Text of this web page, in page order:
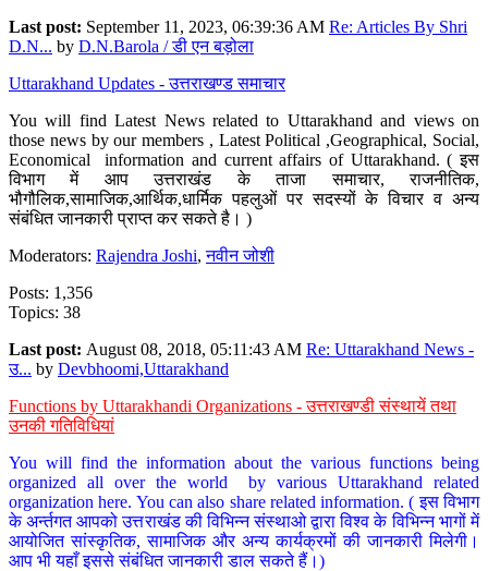
Last post: September 11, 2023, 06:39:36 AM Re: Articles By Shri
D.N... by D.N.Barola / डी एन बड़ोला
Uttarakhand Updates - उत्तराखण्ड समाचार
You will find Latest News related to Uttarakhand and views on
those news by our members , Latest Political ,Geographical, Social,
Economical information and current affairs of Uttarakhand. ( इस
विभाग में आप उत्तराखंड के ताजा समाचार, राजनीतिक,
भौगौलिक,सामाजिक,आर्थिक,धार्मिक पहलुओं पर सदस्यों के विचार व अन्य
संबंधित जानकारी प्राप्त कर सकते है। )
Moderators: Rajendra Joshi,नवीन जोशी
Posts: 1,356
Topics: 38
Last post: August 08, 2018, 05:11:43 AM Re: Uttarakhand News -
उ... by Devbhoomi,Uttarakhand
Functions by Uttarakhandi Organizations - उत्तराखण्डी संस्थायें तथा
उनकी गतिविधियां
You will find the information about the various functions being
organized all over the world by various Uttarakhand related
organization here. You can also share related information. ( इस विभाग
के अर्न्तगत आपको उत्तराखंड की विभिन्न संस्थाओ द्वारा विश्व के विभिन्न भागों में
आयोजित सांस्कृतिक, सामाजिक और अन्य कार्यक्रमों की जानकारी मिलेगी।
आप भी यहाँ इससे संबंधित जानकारी डाल सकते हैं।)